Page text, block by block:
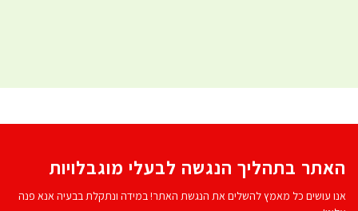
האתר בתהליך הנגשה לבעלי מוגבלויות
אנו עושים כל מאמץ להשלים את הנגשת האתר! במידה ונתקלת בבעיה אנא פנה